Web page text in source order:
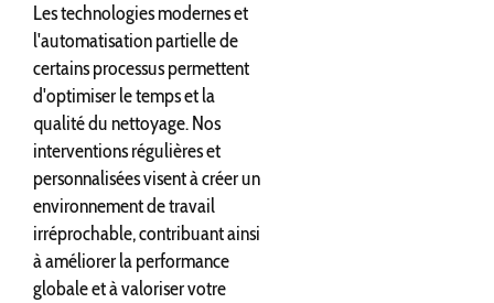
Les technologies modernes et
l'automatisation partielle de
certains processus permettent
d'optimiser le temps et la
qualité du nettoyage. Nos
interventions régulières et
personnalisées visent à créer un
environnement de travail
irréprochable, contribuant ainsi
à améliorer la performance
globale et à valoriser votre